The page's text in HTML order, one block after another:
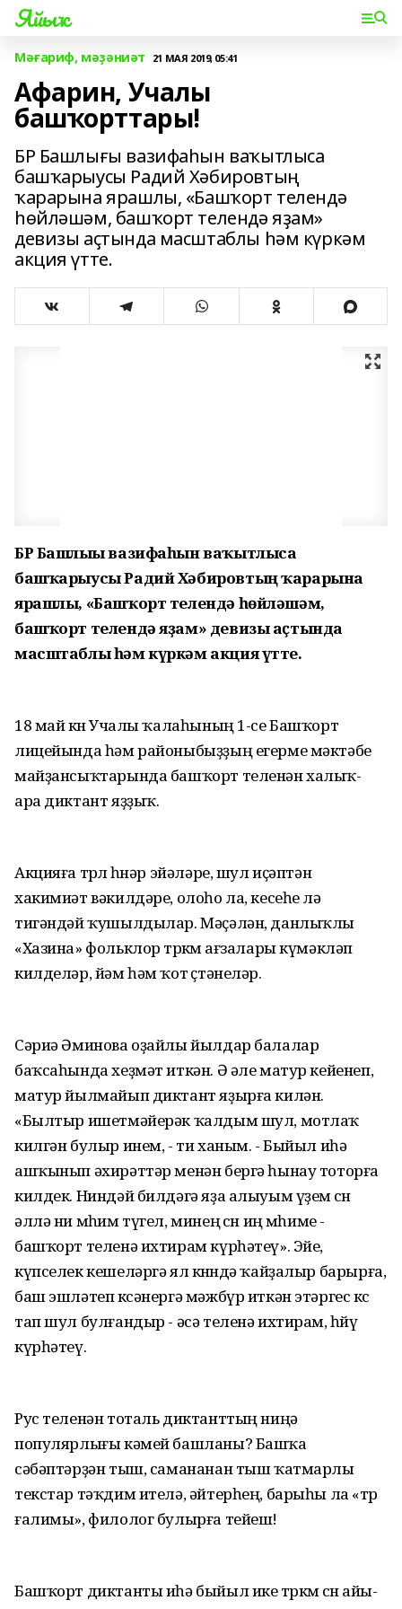
Яйыҡ
Мәғариф, мәҙәниәт 21 МАЯ 2019, 05:41
Афарин, Учалы
башҡорттары!
БР Башлығы вазифаһын ваҡытлыса
башҡарыусы Радий Хәбировтың
ҡарарына ярашлы, «Башҡорт телендә
һөйләшәм, башҡорт телендә яҙам»
девизы аҫтында масштаблы һәм күркәм
акция үтте.
БР Башлығы вазифаһын ваҡытлыса
башҡарыусы Радий Хәбировтың ҡарарына
ярашлы, «Башҡорт телендә һөйләшәм,
башҡорт телендә яҙам» девизы аҫтында
масштаблы һәм күркәм акция үтте.
18 май көнө Учалы ҡалаһының 1-се Башҡорт
лицейында һәм районыбыҙҙың егерме мәктәбе
майҙансыҡтарында башҡорт теленән халыҡ-
ара диктант яҙҙыҡ.
Акцияға төрлө һөнәр эйәләре, шул иҫәптән
хакимиәт вәкилдәре, олоһо ла, кесеһе лә
тигәндәй ҡушылдылар. Мәҫәлән, данлыҡлы
«Хазина» фольклор төркөмө ағзалары күмәкләп
килделәр, йәм һәм ҡот өҫтәнеләр.
Сәриә Әминова оҙайлы йылдар балалар
баҡсаһында хеҙмәт иткән. Ә әле матур кейенеп,
матур йылмайып диктант яҙырға килән.
«Былтыр ишетмәйерәк ҡалдым шул, мотлаҡ
килгән булыр инем, - ти ханым. - Быйыл иһә
ашҡынып әхирәттәр менән бергә һынау тоторға
килдек. Ниндәй билдәгә яҙа алыуым үҙем өсөн
әллә ни мөһим түгел, минең өсөн иң мөһиме -
башҡорт теленә ихтирам күрһәтеү». Эйе,
күпселек кешеләргә ял көнөндә ҡайҙалыр барырға,
баш эшләтеп көсәнергә мәжбүр иткән этәргес көс
тап шул булғандыр - әсә теленә ихтирам, һөйөү
күрһәтеү.
Рус теленән тоталь диктанттың ниңә
популярлығы кәмей башланы? Башҡа
сәбәптәрҙән тыш, самананан тыш ҡатмарлы
текстар тәҡдим ителә, әйтерһең, барыһы ла «өтөр
ғалимы», филолог булырға тейеш!
Башҡорт диктанты иһә быйыл ике төркөм өсөн айы-